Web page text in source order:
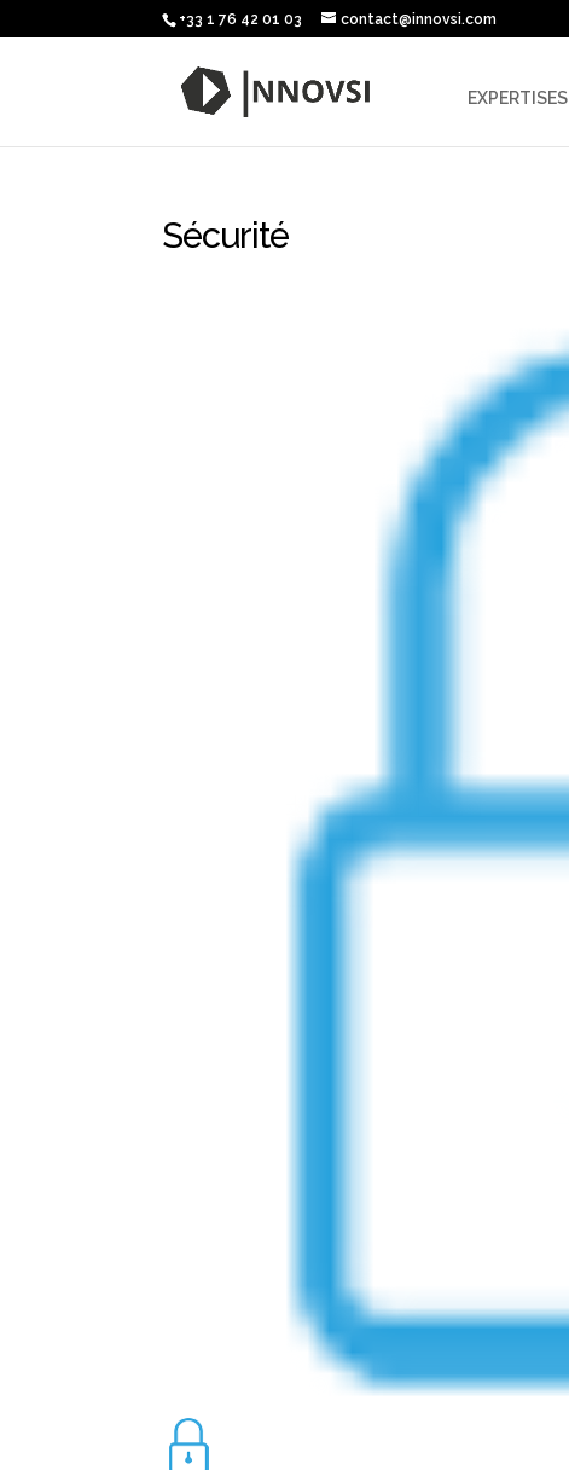
+33 1 76 42 01 03 contact@innovsi.com
EXPERTISES
Sécurité